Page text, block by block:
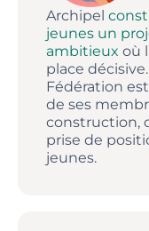
Archipel
jeunes un
ambitieux où
place
Fédération
de ses
construction,
prise de
jeunes.